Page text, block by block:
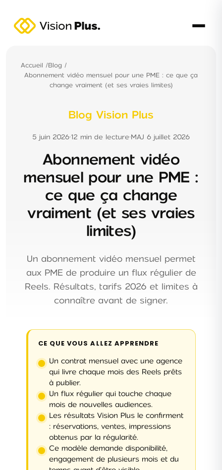
Accueil /Blog /
Abonnement vidéo mensuel pour une PME : ce que ça
change vraiment (et ses vraies limites)
Blog Vision Plus
5 juin 2026·12 min de lecture·MAJ 6 juillet 2026
Abonnement vidéo
mensuel pour une PME :
ce que ça change
vraiment (et ses vraies
limites)
Un abonnement vidéo mensuel permet
aux PME de produire un flux régulier de
Reels. Résultats, tarifs 2026 et limites à
connaître avant de signer.
CE QUE VOUS ALLEZ APPRENDRE
Un contrat mensuel avec une agence
qui livre chaque mois des Reels prêts
à publier.
Un flux régulier qui touche chaque
mois de nouvelles audiences.
Les résultats Vision Plus le confirment
: réservations, ventes, impressions
obtenus par la régularité.
Ce modèle demande disponibilité,
engagement de plusieurs mois et du